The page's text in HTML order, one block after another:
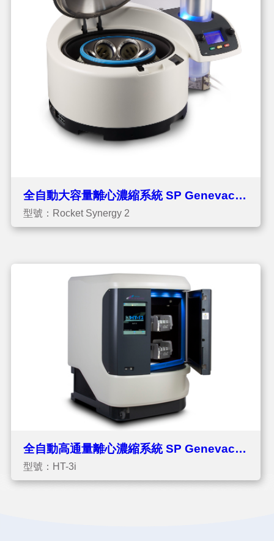
全自動大容量離心濃縮系統 SP Genevac
Rocket Synergy 2
型號：Rocket Synergy 2
全自動高通量離心濃縮系統 SP Genevac
HT Series 3i
型號：HT-3i